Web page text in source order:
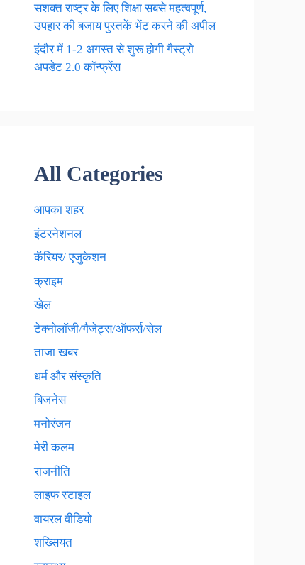
सशक्त राष्ट्र के लिए शिक्षा सबसे महत्वपूर्ण,
उपहार की बजाय पुस्तकें भेंट करने की अपील
इंदौर में 1-2 अगस्त से शुरू होगी गैस्ट्रो
अपडेट 2.0 कॉन्फ्रेंस
All Categories
आपका शहर
इंटरनेशनल
कॅरियर/ एजुकेशन
क्राइम
खेल
टेक्नाेलाॅजी/गैजेट्स/ऑफर्स/सेल
ताजा खबर
धर्म और संस्कृति
बिजनेस
मनोरंजन
मेरी कलम
राजनीति
लाइफ स्टाइल
वायरल वीडियो
शख्सियत